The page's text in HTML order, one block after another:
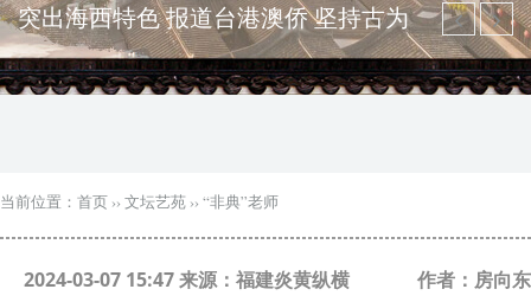
弘扬优秀文化 振奋民族精神 介绍民族
瑰宝 宣传中华精英
突出海西特色 报道台港澳侨 坚持古为
当前位置： 首页 ›› 文坛艺苑 ›› “非典”老师
2024-03-07 15:47 来源：福建炎黄纵横 作者：房向东